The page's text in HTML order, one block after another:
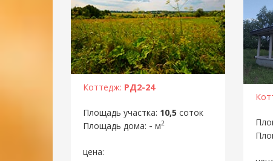
Коттедж: РД2-24
Площадь участка: 10,5 соток
Площадь дома: - м2
цена: